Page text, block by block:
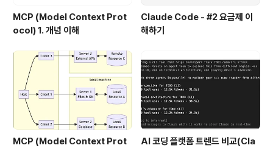
MCP (Model Context Prot
ocol) 1. 개념 이해
Claude Code - #2 요금제 이
해하기
MCP (Model Context Prot
AI 코딩 플랫폼 트렌드 비교(Cla